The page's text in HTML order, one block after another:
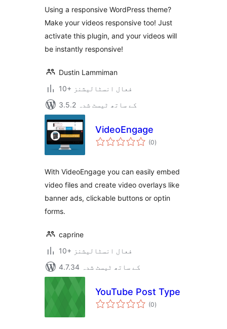
Using a responsive WordPress theme?
Make your videos responsive too! Just
activate this plugin, and your videos will
be instantly responsive!
Dustin Lammiman
10+ فعال انسٹالیشنز
3.5.2 کے ساتھ ٹیسٹ شدہ
VideoEngage
(0مجموعی
درجہ
)
With VideoEngage you can easily embed
video files and create video overlays like
banner ads, clickable buttons or optin
forms.
caprine
10+ فعال انسٹالیشنز
4.7.34 کے ساتھ ٹیسٹ شدہ
YouTube Post Type
(0مجموعی
درجہ
)